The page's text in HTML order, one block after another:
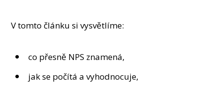
V tomto článku si vysvětlíme:
co přesně NPS znamená,
jak se počítá a vyhodnocuje,